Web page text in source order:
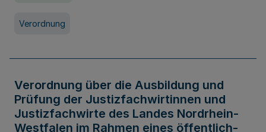
Verordnung
Verordnung über die Ausbildung und
Prüfung der Justizfachwirtinnen und
Justizfachwirte des Landes Nordrhein-
Westfalen im Rahmen eines öffentlich-